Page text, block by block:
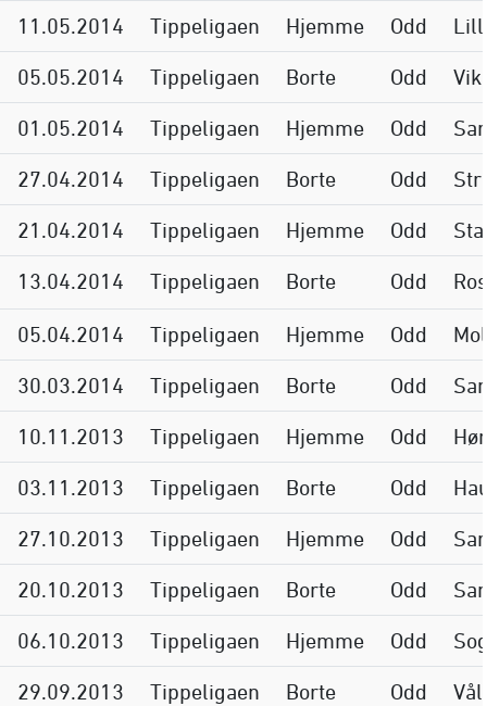
11.05.2014 Tippeligaen Hjemme Odd
05.05.2014 Tippeligaen Borte Odd
01.05.2014 Tippeligaen Hjemme Odd
27.04.2014 Tippeligaen Borte Odd
21.04.2014 Tippeligaen Hjemme Odd
13.04.2014 Tippeligaen Borte Odd
05.04.2014 Tippeligaen Hjemme Odd
30.03.2014 Tippeligaen Borte Odd
10.11.2013 Tippeligaen Hjemme Odd
03.11.2013 Tippeligaen Borte Odd
27.10.2013 Tippeligaen Hjemme Odd
20.10.2013 Tippeligaen Borte Odd
06.10.2013 Tippeligaen Hjemme Odd
29.09.2013 Tippeligaen Borte Odd